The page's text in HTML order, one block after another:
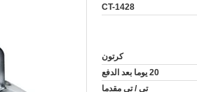
CT-1428
كرتون
20 يوما بعد الدفع
تي / تي مقدما